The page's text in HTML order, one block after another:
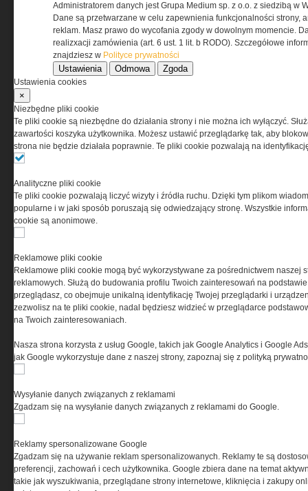
Regulamin określa zasady korzystania z portalu
www.special-ops.pl
Korzystanie z portalu jest równoznaczne
przez Grupa MEDIUM Spółka z ograniczoną
odpowiedzialnością Spółka komandytowa, nr KRS:
0000537655, NIP 1132860378, REGON 146393437
(zwana dalej Grupa MEDIUM) w postaci Regulaminu.
Ta witryna wykorzystuje pliki cookies do przechowywania
informacji na Twoim komputerze. Pliki cookies stosujemy
w celu świadczenia usług na najwyższym poziomie,
w tym w sposób dostosowany do indywidualnych potrzeb.
cookies oznacza, że będą one zamieszczane w Twoim
urządzeniu końcowym. W każdym momencie możesz
dokonać zmiany ustawień przeglądarki dotyczących
serwisu prosimy o zapoznanie się z naszą
prywatności
oraz informacją o cookies
Administratorem danych jest Grupa Medium sp. z o.o. z siedzibą w
Dane są przetwarzane w celu zapewnienia funkcjonalności strony,
reklam. Masz prawo do wycofania zgody w dowolnym momencie.
realizxacji zamówienia (art. 6 ust. 1 lit. b RODO). Szczegółowe
znajdziesz w Polityce prywatności
Ustawienia Odmowa Zgoda
Ustawienia cookies
×
Niezbędne pliki cookie
Te pliki cookie są niezbędne do działania strony i nie można ich wyłączyć.
zawartości koszyka użytkownika. Możesz ustawić przeglądarkę tak, aby
strona nie będzie działała poprawnie. Te pliki cookie pozwalają na
Analityczne pliki cookie
Te pliki cookie pozwalają liczyć wizyty i źródła ruchu. Dzięki tym plikom
popularne i w jaki sposób poruszają się odwiedzający stronę. Wszystkie
cookie są anonimowe.
Reklamowe pliki cookie
Reklamowe pliki cookie mogą być wykorzystywane za pośrednictwem naszej
reklamowych. Służą do budowania profilu Twoich zainteresowań na
przeglądasz, co obejmuje unikalną identyfikację Twojej przeglądarki i
zezwolisz na te pliki cookie, nadal będziesz widzieć w przeglądarce
na Twoich zainteresowaniach.
Nasza strona korzysta z usług Google, takich jak Google Analytics i Google
jak Google wykorzystuje dane z naszej strony, zapoznaj się z polityką
Wysyłanie danych związanych z reklamami
Zgadzam się na wysyłanie danych związanych z reklamami do Google.
Reklamy spersonalizowane Google
Zgadzam się na używanie reklam spersonalizowanych. Reklamy te są
preferencji, zachowań i cech użytkownika. Google zbiera dane na temat
takie jak wyszukiwania, przeglądane strony internetowe, kliknięcia i zakupy